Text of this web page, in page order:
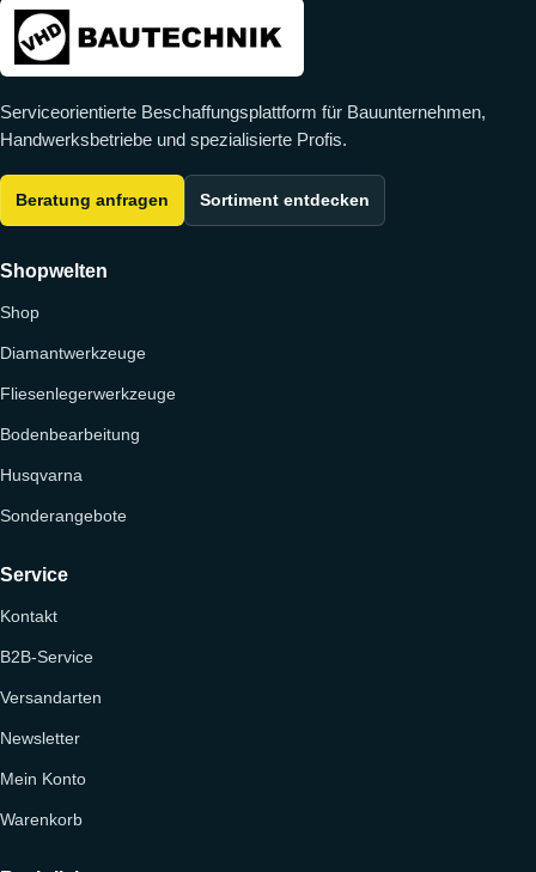
Serviceorientierte Beschaffungsplattform für Bauunternehmen,
Handwerksbetriebe und spezialisierte Profis.
Beratung anfragen Sortiment entdecken
Shopwelten
Shop
Diamantwerkzeuge
Fliesenlegerwerkzeuge
Bodenbearbeitung
Husqvarna
Sonderangebote
Service
Kontakt
B2B-Service
Versandarten
Newsletter
Mein Konto
Warenkorb